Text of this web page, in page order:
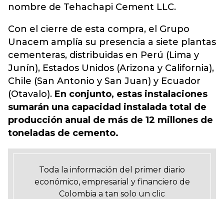
nombre de Tehachapi Cement LLC.
Con el cierre de esta compra, el Grupo
Unacem amplía su presencia a siete plantas
cementeras, distribuidas en Perú (Lima y
Junín), Estados Unidos (Arizona y California),
Chile (San Antonio y San Juan) y Ecuador
(Otavalo). En conjunto, estas instalaciones
sumarán una capacidad instalada total de
producción anual de más de 12 millones de
toneladas de cemento.
Toda la información del primer diario
económico, empresarial y financiero de
Colombia a tan solo un clic